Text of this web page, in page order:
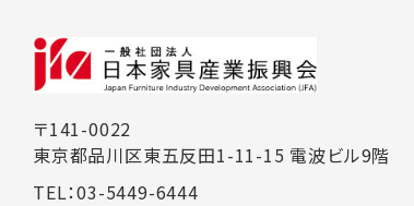
〒141-0022
東京都品川区東五反田1-11-15 電波ビル9階
TEL：03-5449-6444